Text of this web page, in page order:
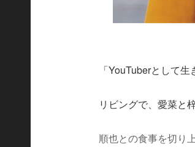
「YouTuberとして
リビングで、愛菜と
順也との食事を切り